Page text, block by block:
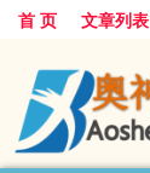
首 页 文章列表